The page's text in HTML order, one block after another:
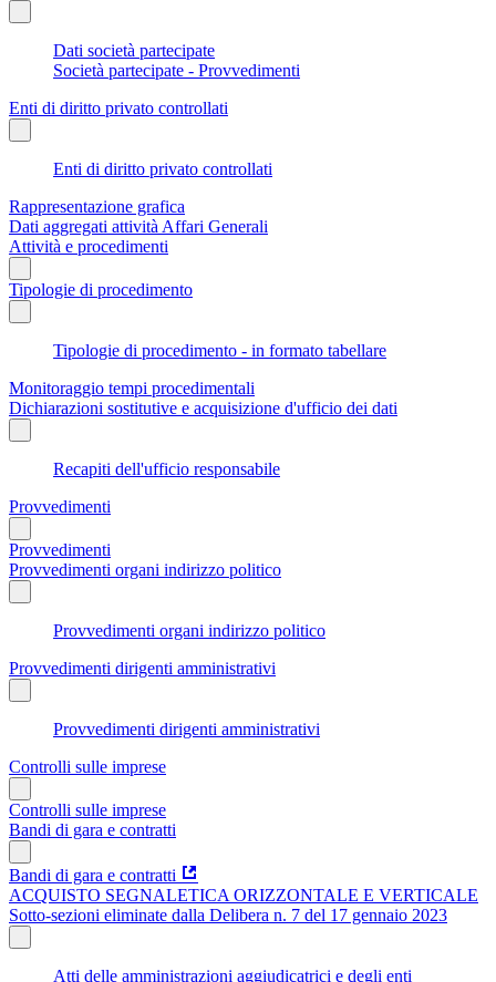
Dati società partecipate
Società partecipate - Provvedimenti
Enti di diritto privato controllati
Enti di diritto privato controllati
Rappresentazione grafica
Dati aggregati attività Affari Generali
Attività e procedimenti
Tipologie di procedimento
Tipologie di procedimento - in formato tabellare
Monitoraggio tempi procedimentali
Dichiarazioni sostitutive e acquisizione d'ufficio dei dati
Recapiti dell'ufficio responsabile
Provvedimenti
Provvedimenti
Provvedimenti organi indirizzo politico
Provvedimenti organi indirizzo politico
Provvedimenti dirigenti amministrativi
Provvedimenti dirigenti amministrativi
Controlli sulle imprese
Controlli sulle imprese
Bandi di gara e contratti
Bandi di gara e contratti
ACQUISTO SEGNALETICA ORIZZONTALE E VERTICALE
Sotto-sezioni eliminate dalla Delibera n. 7 del 17 gennaio 2023
Atti delle amministrazioni aggiudicatrici e degli enti